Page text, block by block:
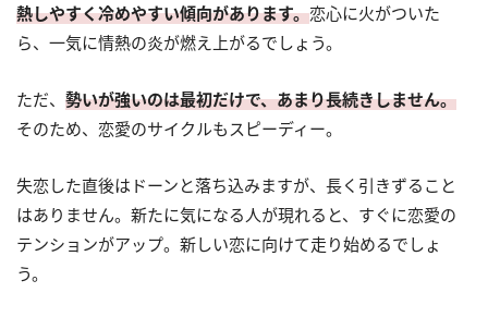
熱しやすく冷めやすい傾向があります。恋心に火がついた
ら、一気に情熱の炎が燃え上がるでしょう。
ただ、 勢いが強いのは最初だけで、あまり長続きしません。
そのため、恋愛のサイクルもスピーディー。
失恋した直後はドーンと落ち込みますが、長く引きずること
はありません。新たに気になる人が現れると、すぐに恋愛の
テンションがアップ。新しい恋に向けて走り始めるでしょ
う。